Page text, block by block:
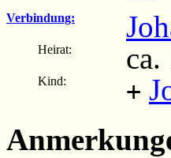
Verbindung:
Heirat: ca.
Kind: +